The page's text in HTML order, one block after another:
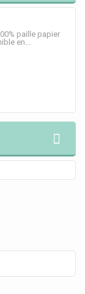
paille papier
en...